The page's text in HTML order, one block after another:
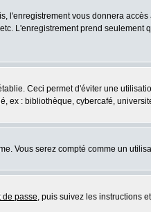
l'enregistrement vous donnera accès
L'enregistrement prend seulement
Ceci permet d'éviter une
ex : bibliothèque, cybercafé,
Vous serez compté comme un
de passe, puis suivez les instructions